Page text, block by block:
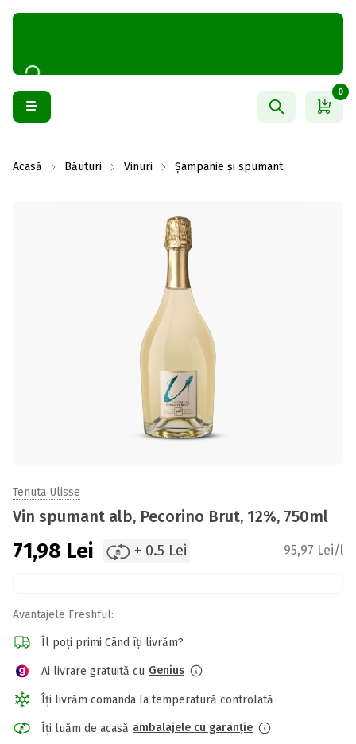
0
Acasă Băuturi Vinuri Șampanie și spumant
Tenuta Ulisse
Vin spumant alb, Pecorino Brut, 12%, 750ml
71,98 Lei + 0.5 Lei 95,97 Lei/l
Avantajele Freshful:
Îl poți primi Când îți livrăm?
Ai livrare gratuită cu Genius
Îți livrăm comanda la temperatură controlată
Îți luăm de acasă ambalajele cu garanție